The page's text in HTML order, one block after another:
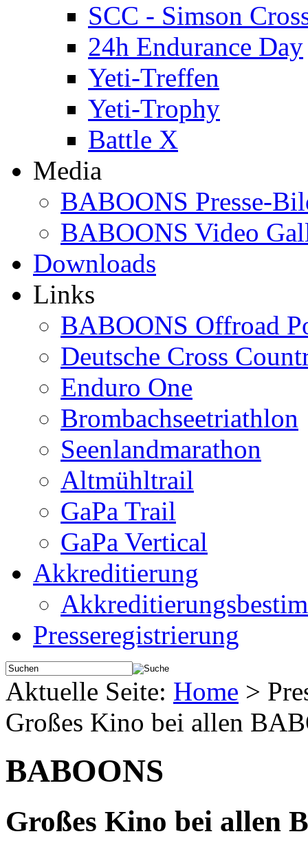
SCC - Simson
24h Endurance Day
Yeti-Treffen
Yeti-Trophy
Battle X
Media
BABOONS Presse-
BABOONS Video
Downloads
Links
BABOONS Offroad
Deutsche Cross
Enduro One
Brombachseetriathlon
Seenlandmarathon
Altmühltrail
GaPa Trail
GaPa Vertical
Akkreditierung
Presseregistrierung
Aktuelle Seite: Home >
Großes Kino bei allen
BABOONS
Großes Kino bei allen